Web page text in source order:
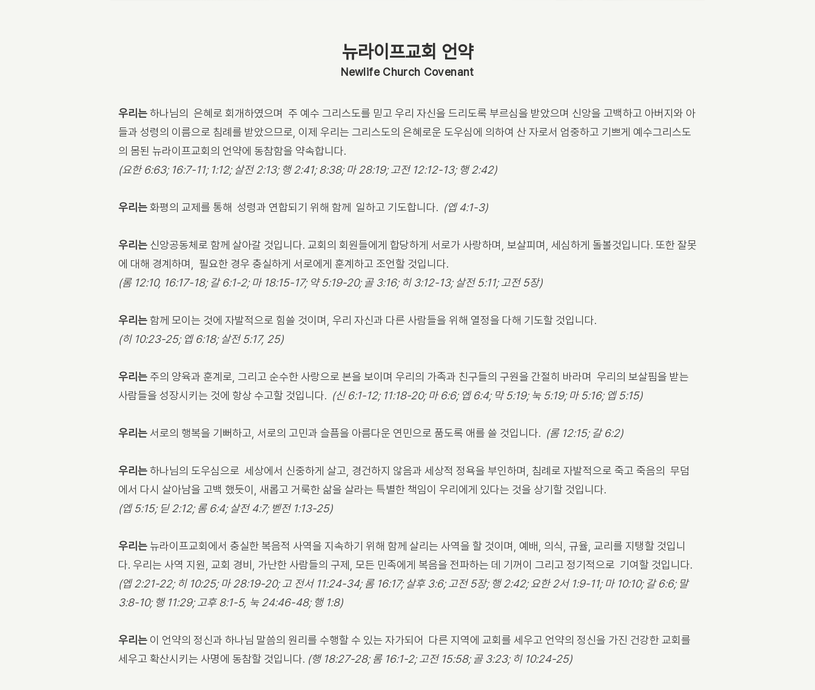
뉴라이프교회 언약
Newlife Church Covenant
우리는하나님의 은혜로 회개하였으며 주 예수 그리스도를 믿고 우리 자신을 드리도록 부르심을 받았으며 신앙을 고백하고 아버지와 아
들과 성령의 이름으로 침례를 받았으므로, 이제 우리는 그리스도의 은혜로운 도우심에 의하여 산 자로서 엄중하고 기쁘게 예수그리스도
의 몸된 뉴라이프교회의 언약에 동참함을 약속합니다.
(요한 6:63; 16:7-11; 1:12; 살전 2:13; 행 2:41; 8:38; 마 28:19; 고전 12:12-13; 행 2:42)
우리는화평의 교제를 통해 성령과 연합되기 위해 함께 일하고 기도합니다. (엡 4:1-3)
우리는 신앙공동체로 함께 살아갈 것입니다. 교회의 회원들에게 합당하게 서로가 사랑하며, 보살피며, 세심하게 돌볼것입니다. 또한 잘못
에 대해 경계하며, 필요한 경우 충실하게 서로에게 훈계하고 조언할 것입니다.
(롬 12:10, 16:17-18; 갈 6:1-2; 마 18:15-17; 약 5:19-20; 골 3:16; 히 3:12-13; 살전 5:11; 고전 5장)
우리는함께 모이는 것에 자발적으로 힘쓸 것이며, 우리 자신과 다른 사람들을 위해 열정을 다해 기도할 것입니다.
(히 10:23-25; 엡 6:18; 살전 5:17, 25)
우리는주의 양육과 훈계로, 그리고 순수한 사랑으로 본을 보이며 우리의 가족과 친구들의 구원을 간절히 바라며 우리의 보살핌을 받는
사람들을 성장시키는 것에 항상 수고할 것입니다. (신 6:1-12; 11:18-20; 마 6:6; 엡 6:4; 막 5:19; 눅 5:19; 마 5:16; 엡 5:15)
우리는 서로의 행복을 기뻐하고, 서로의 고민과 슬픔을 아름다운 연민으로 품도록 애를 쓸 것입니다. (롬 12:15; 갈 6:2)
우리는하나님의 도우심으로 세상에서 신중하게 살고, 경건하지 않음과 세상적 정욕을 부인하며, 침례로 자발적으로 죽고 죽음의 무덤
에서 다시 살아남을 고백 했듯이, 새롭고 거룩한 삶을 살라는 특별한 책임이 우리에게 있다는 것을 상기할 것입니다.
(엡 5:15; 딛 2:12; 롬 6:4; 살전 4:7; 벧전 1:13-25)
우리는뉴라이프교회에서 충실한 복음적 사역을 지속하기 위해 함께 살리는 사역을 할 것이며, 예배, 의식, 규율, 교리를 지탱할 것입니
다. 우리는 사역 지원, 교회 경비, 가난한 사람들의 구제, 모든 민족에게 복음을 전파하는 데 기꺼이 그리고 정기적으로 기여할 것입니다.
(엡 2:21-22; 히 10:25; 마 28:19-20; 고 전서 11:24-34; 롬 16:17; 살후 3:6; 고전 5장; 행 2:42; 요한 2서 1:9-11; 마 10:10; 갈 6:6; 말
3:8-10; 행 11:29; 고후 8:1-5, 눅 24:46-48; 행 1:8)
우리는 이 언약의 정신과 하나님 말씀의 원리를 수행할 수 있는 자가되어 다른 지역에 교회를 세우고 언약의 정신을 가진 건강한 교회를
세우고 확산시키는 사명에 동참할 것입니다. (행 18:27-28; 롬 16:1-2; 고전 15:58; 골 3:23; 히 10:24-25)